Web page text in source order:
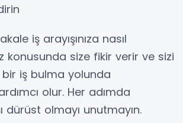
iş arayışınıza nasıl
konusunda size fikir verir ve sizi
iş bulma yolunda
olur. Her adımda
dürüst olmayı unutmayın.